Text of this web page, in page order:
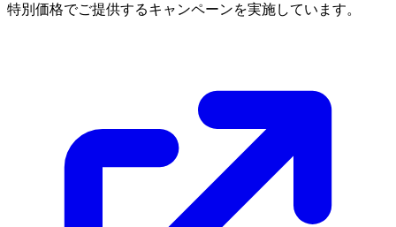
特別価格でご提供するキャンペーンを実施しています。